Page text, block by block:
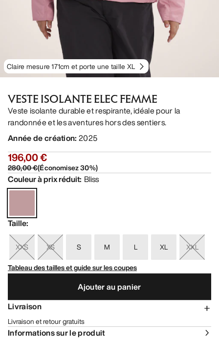
Claire mesure 171cm et porte une taille XL
VESTE ISOLANTE ELEC FEMME
Veste isolante durable et respirante, idéale pour la
randonnée et les aventures hors des sentiers.
Année de création: 2025
196,00 €
280,00 €(Économisez30%)
Couleur à prix réduit: Bliss
Taille:
XXS XS S M L XL
XXL
Tableau des tailles et guide sur les coupes
Ajouter au panier
Livraison
Livraison et retour gratuits
Informations sur le produit